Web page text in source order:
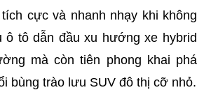
cực và nhanh nhạy khi không
ô tô dẫn đầu xu hướng xe hybrid
mà còn tiên phong khai phá
bùng trào lưu SUV đô thị cỡ nhỏ.